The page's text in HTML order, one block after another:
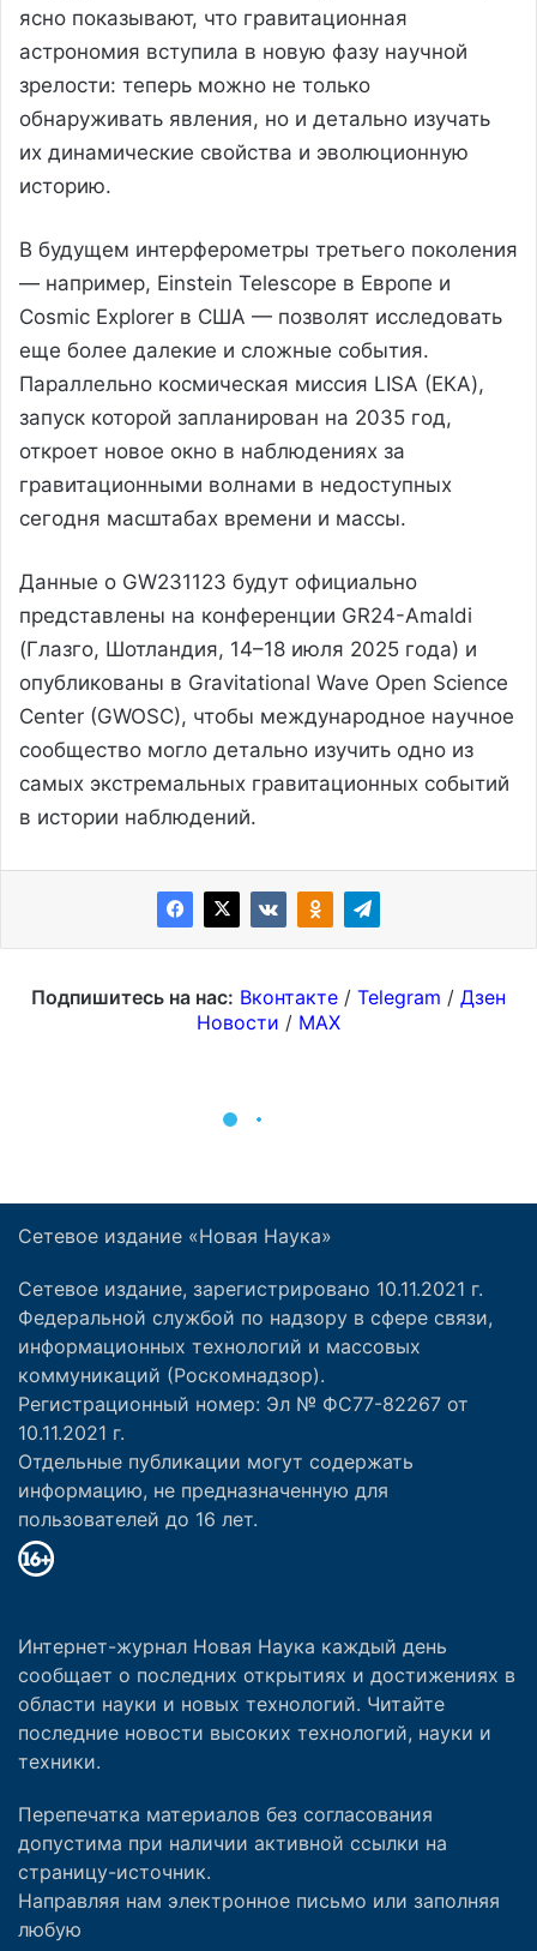
Сетевое издание «Новая Наука»
Сетевое издание, зарегистрировано 10.11.2021 г.
Федеральной службой по надзору в сфере связи,
информационных технологий и массовых
коммуникаций (Роскомнадзор).
Регистрационный номер: Эл № ФС77-82267 от
10.11.2021 г.
Отдельные публикации могут содержать
информацию, не предназначенную для
пользователей до 16 лет.
Интернет-журнал Новая Наука каждый день
сообщает о последних открытиях и достижениях в
области науки и новых технологий. Читайте
последние новости высоких технологий, науки и
техники.
Перепечатка материалов без согласования
допустима при наличии активной ссылки на
страницу-источник.
Направляя нам электронное письмо или заполняя
любую